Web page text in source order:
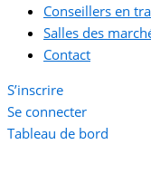
Conseillers en
Salles des
Contact
S’inscrire
Se connecter
Tableau de bord